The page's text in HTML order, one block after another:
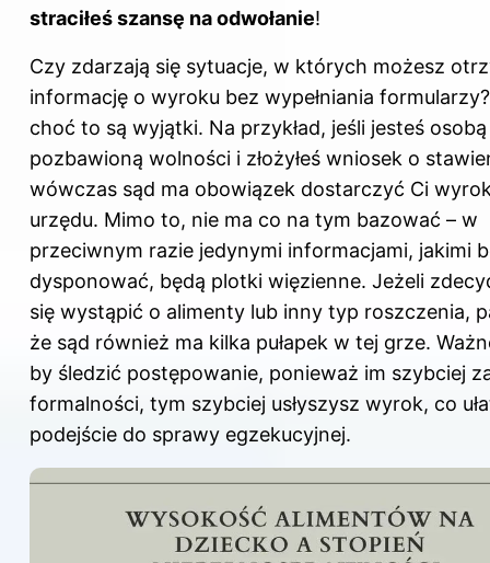
straciłeś szansę na odwołanie!
Czy zdarzają się sytuacje, w których możesz
informację o wyroku bez wypełniania
choć to są wyjątki. Na przykład, jeśli jesteś osobą
pozbawioną wolności i złożyłeś wniosek o
wówczas sąd ma obowiązek dostarczyć Ci
urzędu. Mimo to, nie ma co na tym bazować – w
przeciwnym razie jedynymi informacjami, jakimi
dysponować, będą plotki więzienne. Jeżeli
się wystąpić o alimenty lub inny typ roszczenia,
że sąd również ma kilka pułapek w tej grze.
by śledzić postępowanie, ponieważ im szybciej
formalności, tym szybciej usłyszysz wyrok, co
podejście do sprawy egzekucyjnej.